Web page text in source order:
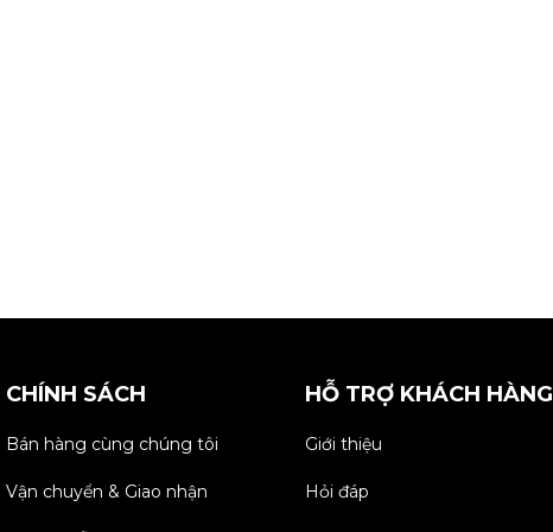
CHÍNH SÁCH
Bán hàng cùng chúng tôi
Vận chuyển & Giao nhận
HỖ TRỢ KHÁCH HÀNG
Giới thiệu
Hỏi đáp